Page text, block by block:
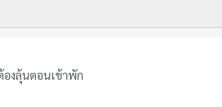
องลุ้นตอนเข้าพัก